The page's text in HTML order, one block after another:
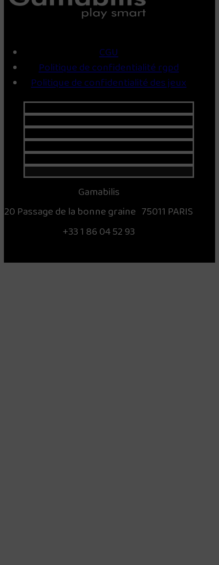
CGU
Politique de confidentialité rgpd
Politique de confidentialité des jeux
Gamabilis
20 Passage de la bonne graine 75011 PARIS
+33 1 86 04 52 93